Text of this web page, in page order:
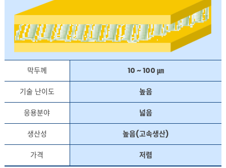
막두께 10 ~ 100 ㎛
기술 난이도 높음
응용분야 넓음
생산성 높음(고속생산)
가격 저렴